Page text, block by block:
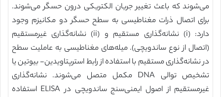
می‌شوند که باعث تغییر جریان الکتریکی درون حسگر می‌شوند.
برای اتصال ذرات مغناطیسی به سطح حسگر دو مکانیزم وجود
دارد: (i) نشانه‌گذاری مستقیم و (ii) نشانه‌گذاری غیر‌مستقیم
(اتصال از نوع ساندویچی). میله‌های مغناطیسی به عاملیت سطح
در نشانه‌گذاری مستقیم با استفاده از رابط استرپتاویدین- بیوتین یا
تشخیص توالی DNA مکمل متصل می‌شوند. نشانه‌گذاری
غیرمستقیم از اصول ایمنی‌سنج ساندویچی در ELISA استفاده